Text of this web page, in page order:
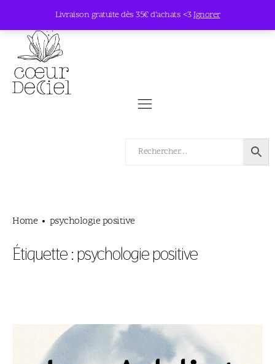
Livraison gratuite dès 35€ d’achats <3Ignorer
Home psychologie positive
Étiquette :psychologie positive